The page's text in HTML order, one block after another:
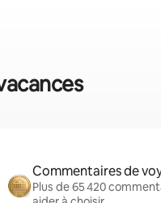
Commentaires de
Plus de 65 420